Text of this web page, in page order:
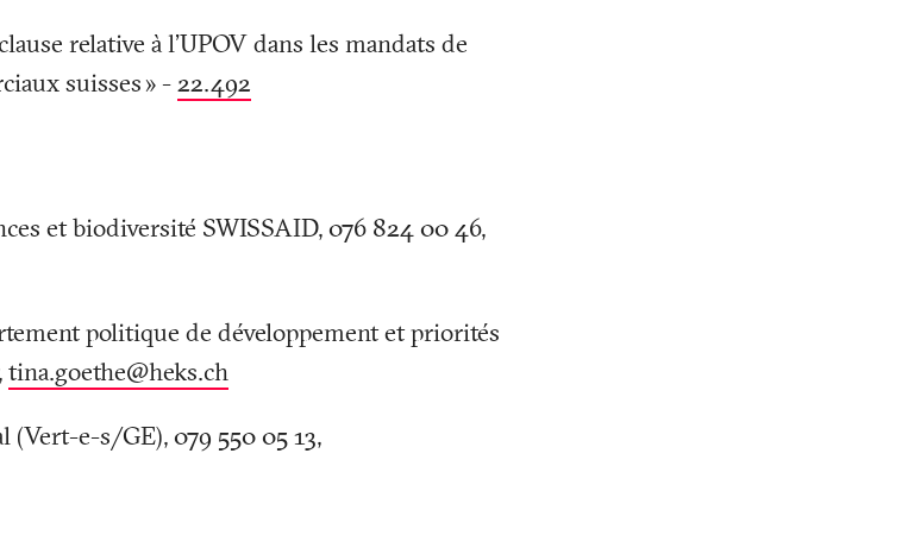
relative à l'UPOV dans les mandats de
suisses» -22.492
et biodiversité SWISSAID, 076 824 00 46,
politique de développement et priorités
tina.goethe@heks.ch
e-s/GE), 079 550 05 13,